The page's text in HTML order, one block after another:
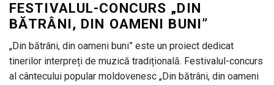
FESTIVALUL-CONCURS „DIN
BĂTRÂNI, DIN OAMENI BUNI”
„Din bătrâni, din oameni buni” este un proiect dedicat
tinerilor interpreți de muzică tradițională. Festivalul-concurs
al cântecului popular moldovenesc „Din bătrâni, din oameni